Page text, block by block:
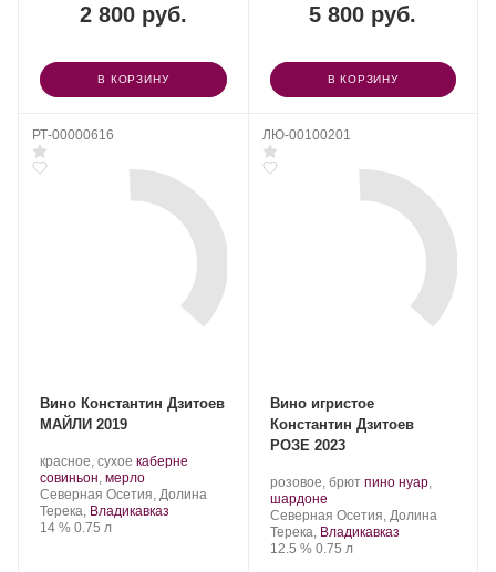
2 800 руб.
В КОРЗИНУ
5 800 руб.
В КОРЗИНУ
РТ-00000616
Вино Константин Дзитоев
МАЙЛИ 2019
Производитель:
Константин
Дзитоев.
красное, сухое .
Сорт
винограда:
каберне
совиньон, мерло.
Регион:
Северная Осетия, Долина
Терека, Владикавказ
Крепость
14 %. Объем
0.75 л
ЛЮ-00100201
Вино игристое
Константин Дзитоев
РОЗЕ 2023
Производитель:
Константин
Дзитоев.
розовое, брют .
винограда:
пино нуар,
шардоне.
Регион:
Северная Осетия, Долина
Терека, Владикавказ
Крепость
12.5 %. Объем
0.75 л